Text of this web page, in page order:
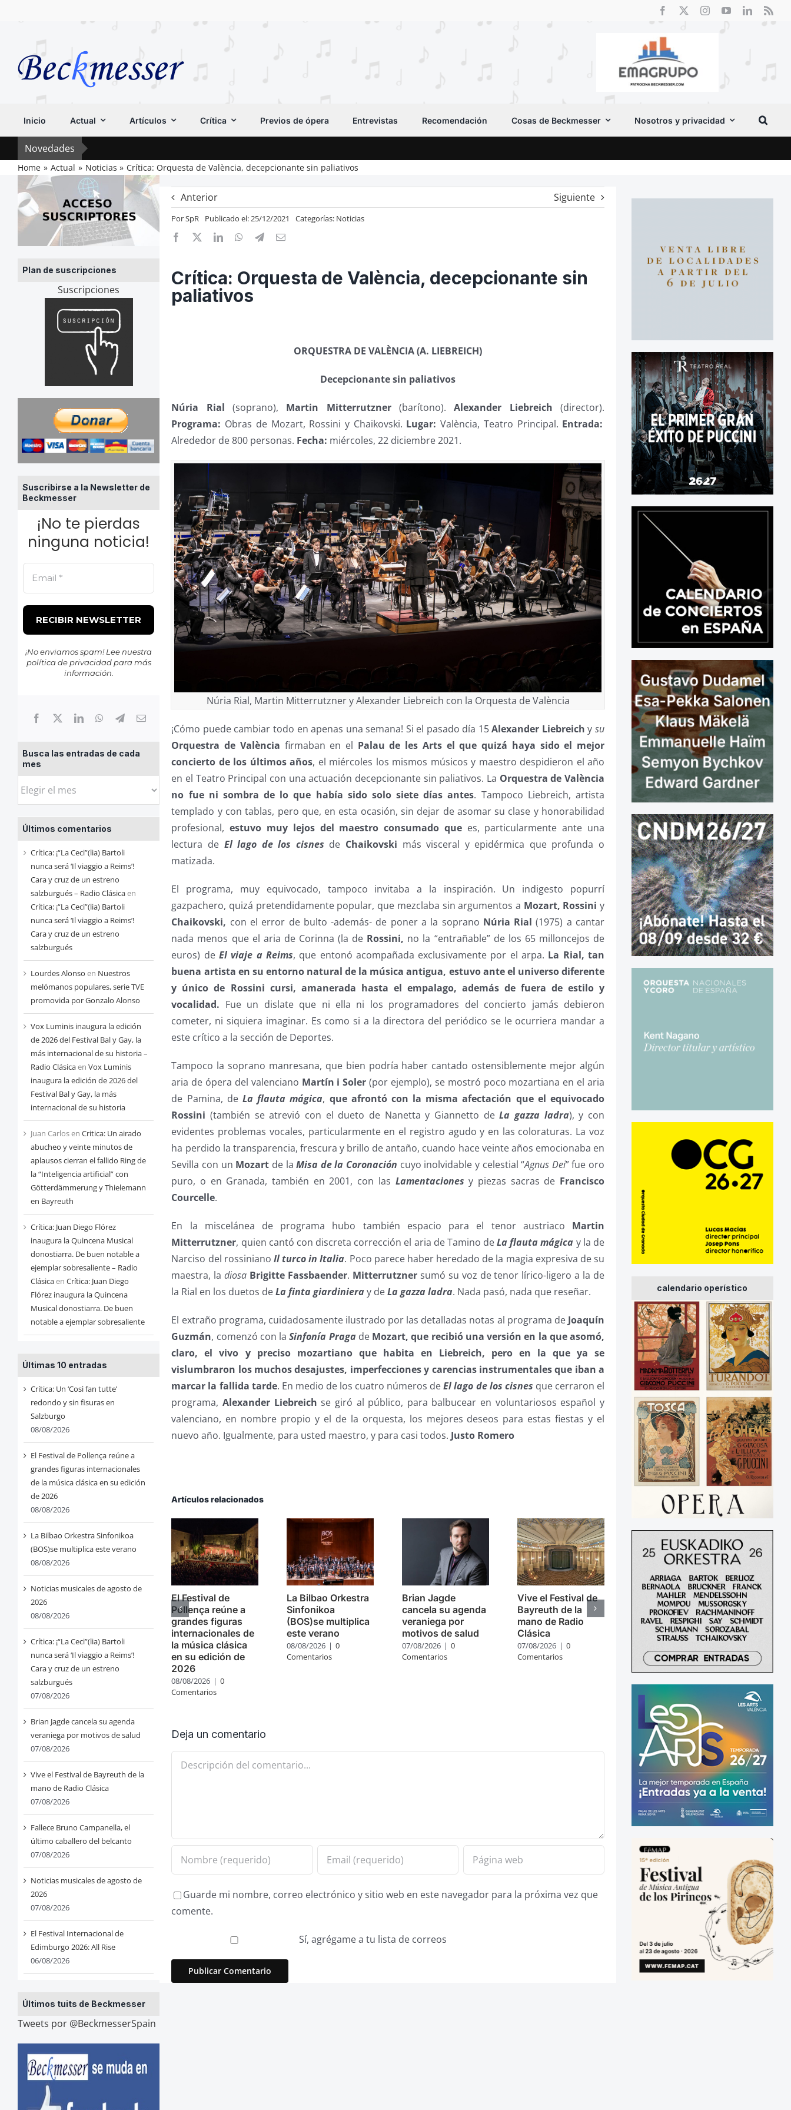
Inicio Actual Artículos Crítica Previos de ópera Entrevistas Recomendación Cosas de Beckmesser Nosotros y privacidad
Novedades
Home Actual Noticias Crítica: Orquesta de València, decepcionante sin paliativos
Plan de suscripciones
Suscripciones
Suscribirse a la Newsletter de
Beckmesser
¡No te pierdas
ninguna noticia!
¡No enviamos spam! Lee nuestra
política de privacidadpara más
información.
Busca las entradas de cada
mes
Busca
entradas
de
cada
mes
Últimos comentarios
Crítica: ¡“La Ceci”(lia) Bartoli
nunca será ‘Il viaggio a Reims’!
Cara y cruz de un estreno
salzburgués – Radio Clásicaen
Crítica: ¡“La Ceci”(lia) Bartoli
nunca será ‘Il viaggio a Reims’!
Cara y cruz de un estreno
salzburgués
Lourdes Alonso en Nuestros
melómanos populares, serie TVE
promovida por Gonzalo Alonso
Vox Luminis inaugura la edición
de 2026 del Festival Bal y Gay, la
más internacional de su historia –
Radio Clásicaen Vox Luminis
inaugura la edición de 2026 del
Festival Bal y Gay, la más
internacional de su historia
Juan Carlosen Critica: Un airado
abucheo y veinte minutos de
aplausos cierran el fallido Ring de
la “Inteligencia artificial” con
Götterdämmerung y Thielemann
en Bayreuth
Crítica: Juan Diego Flórez
inaugura la Quincena Musical
donostiarra. De buen notable a
ejemplar sobresaliente – Radio
Clásicaen Crítica: Juan Diego
Flórez inaugura la Quincena
Musical donostiarra. De buen
notable a ejemplar sobresaliente
Últimas 10 entradas
Crítica: Un ‘Così fan tutte’
redondo y sin fisuras en
Salzburgo
08/08/2026
El Festival de Pollença reúne a
grandes figuras internacionales
de la música clásica en su edición
de 2026
08/08/2026
La Bilbao Orkestra Sinfonikoa
(BOS)se multiplica este verano
08/08/2026
Noticias musicales de agosto de
2026
08/08/2026
Crítica: ¡“La Ceci”(lia) Bartoli
nunca será ‘Il viaggio a Reims’!
Cara y cruz de un estreno
salzburgués
07/08/2026
Brian Jagde cancela su agenda
veraniega por motivos de salud
07/08/2026
Vive el Festival de Bayreuth de la
mano de Radio Clásica
07/08/2026
Fallece Bruno Campanella, el
último caballero del belcanto
07/08/2026
Noticias musicales de agosto de
2026
07/08/2026
El Festival Internacional de
Edimburgo 2026: All Rise
06/08/2026
Últimos tuits de Beckmesser
Tweets por @BeckmesserSpain
Anterior Siguiente
PorSpR Publicado el: 25/12/2021 Categorías: Noticias
Crítica: Orquesta de València, decepcionante sin
paliativos
ORQUESTRA DE VALÈNCIA (A. LIEBREICH)
Decepcionante sin paliativos
Núria Rial(soprano), Martin Mitterrutzner(barítono). Alexander Liebreich (director).
Programa: Obras de Mozart, Rossini y Chaikovski. ­Lu­gar: València, Teatro Principal. Entrada:
Alrededor de 800 personas. Fecha: miércoles, 22 diciembre 2021.
Núria Rial, Martin Mitterrutzner y Alexander Liebreich con la Orquesta de València
¡Cómo puede cambiar todo en apenas una semana! Si el pasado día 15Alexander Liebreich y su
Orquestra de València firmaban en el Palau de les Arts el que quizá haya sido el mejor
concierto de los últimos años, el miércoles los mismos músicos y maestro despidieron el año
en el Teatro Principal con una actuación decepcionante sin paliativos. La Orquestra de València
no fue ni sombra de lo que había sido solo siete días antes. Tampoco Liebreich, artista
templado y con tablas, pero que, en esta ocasión, sin dejar de asomar su clase y honorabilidad
profesional,estuvo muy lejos del maestro consumado quees, particularmente ante una
lectura de El lago de los cisnes de Chaikovski más visceral y epidérmica que profunda o
matizada.
El programa, muy equivocado, tampoco invitaba a la inspiración. Un indigesto popurrí
gazpachero, quizá pretendidamente popular, que mezclaba sin argumentos a Mozart, Rossini y
Chaikovski, con el error de bulto -además- de poner a la soprano Núria Rial (1975) a cantar
nada menos que el aria de Corinna (la de Rossini, no la “entrañable” de los 65 milloncejos de
euros) deEl viaje a Reims, que entonó acompañada exclusivamente por el arpa. La Rial, tan
buena artista en su entorno natural de la música antigua, estuvo ante el universo diferente
y único de Rossini cursi, amanerada hasta el empalago, además de fuera de estilo y
vocalidad. Fue un dislate que ni ella ni los programadores del concierto jamás debieron
cometer, ni siquiera imaginar. Es como si a la directora del periódico se le ocurriera mandar a
este crítico a la sección de Deportes.
Tampoco la soprano manresana, que bien podría haber cantado ostensiblemente mejor algún
aria de ópera del valenciano Martín i Soler (por ejemplo), se mostró poco mozartiana en el aria
de Pamina, de La flauta mágica, que afrontó con la misma afectación que el equivocado
Rossini (también se atrevió con el dueto de Nanetta y Giannetto deLa gazza ladra), y con
evidentes problemas vocales, particularmente en el registro agudo y en las coloraturas. La voz
ha perdido la transparencia, frescura y brillo de antaño, cuando hace veinte años emocionaba en
Sevilla con un Mozart de laMisa de la Coronación cuyo inolvidable y celestial “Agnus Dei” fue oro
puro, o en Granada, también en 2001, con las Lamentaciones y piezas sacras de Francisco
Courcelle.
En la miscelánea de programa hubo también espacio para el tenor austriaco Martin
Mitterrutzner, quien cantó con discreta corrección el aria de Tamino deLa flauta mágica y la de
Narciso del rossiniano Il turco in Italia. Poco parece haber heredado de la magia expresiva de su
maestra, ladiosa Brigitte Fassbaender. Mitterrutznersumó su voz de tenor lírico-ligero a la de
la Rial en los duetos deLa finta giardinieray deLa gazza ladra. Nada pasó, nada que reseñar.
El extraño programa, cuidadosamente ilustrado por las detalladas notas al programa deJoaquín
Guzmán, comenzó con laSinfonía Pragade Mozart, que recibió una versión en la que asomó,
claro, el vivo y preciso mozartiano que habita en Liebreich, pero en la que ya se
vislumbraron los muchos desajustes, imperfecciones y carencias instrumentales que iban a
marcar la fallida tarde. En medio de los cuatro números deEl lago de los cisnes que cerraron el
programa,Alexander Liebreich se giró al público, para balbucear en voluntariosos español y
valenciano, en nombre propio y el de la orquesta, los mejores deseos para estas fiestas y el
nuevo año. Igualmente, para usted maestro, y para casi todos.Justo Romero
Artículos relacionados
El Festival de
Pollença reúne a
grandes figuras
internacionales de
la música clásica
en su edición de
2026
08/08/2026 | 0
Comentarios
La Bilbao Orkestra
Sinfonikoa
(BOS)se multiplica
este verano
08/08/2026 | 0
Comentarios
Brian Jagde
cancela su agenda
veraniega por
motivos de salud
07/08/2026 | 0
Comentarios
Vive el Festival de
Bayreuth de la
mano de Radio
Clásica
07/08/2026 | 0
Comentarios
Deja un comentario
Comentario
Guarde mi nombre, correo electrónico y sitio web en este navegador para la próxima vez que
comente.
Sí, agrégame a tu lista de correos
calendario operístico